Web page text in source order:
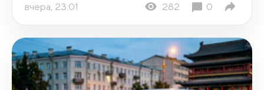
вчера, 23:01 282 0